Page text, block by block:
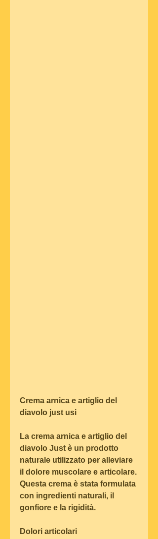
Crema arnica e artiglio del
diavolo just usi
La crema arnica e artiglio del
diavolo Just è un prodotto
naturale utilizzato per alleviare
il dolore muscolare e articolare.
Questa crema è stata formulata
con ingredienti naturali, il
gonfiore e la rigidità.
Dolori articolari